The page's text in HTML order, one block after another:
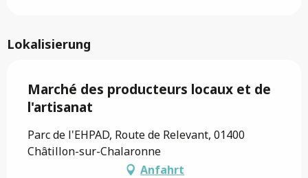
Lokalisierung
Marché des producteurs locaux et de
l'artisanat
Parc de l'EHPAD, Route de Relevant, 01400
Châtillon-sur-Chalaronne
Anfahrt